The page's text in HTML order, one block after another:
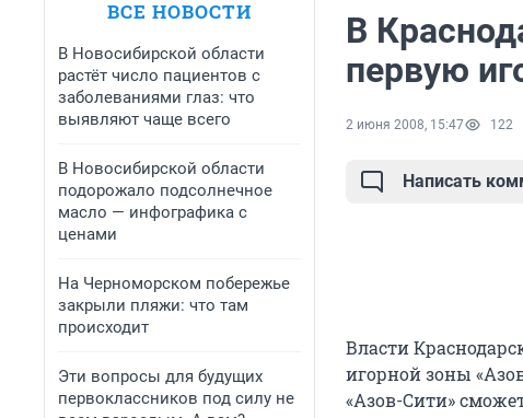
ВСЕ НОВОСТИ
В Новосибирской области
растёт число пациентов с
заболеваниями глаз: что
выявляют чаще всего
В Новосибирской области
подорожало подсолнечное
масло — инфографика с
ценами
На Черноморском побережье
закрыли пляжи: что там
происходит
Эти вопросы для будущих
первоклассников под силу не
В
первую
2 июня 2008, 15:47 122
Написать
Власти
игорной зоны
«Азов-Сити»